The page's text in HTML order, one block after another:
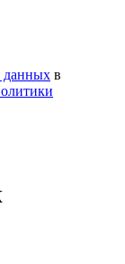
данных в